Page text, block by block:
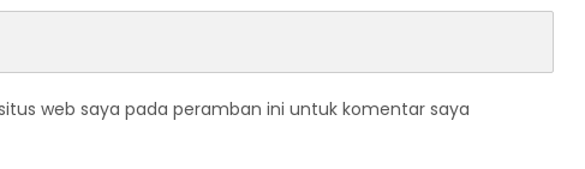
web saya pada peramban ini untuk komentar saya